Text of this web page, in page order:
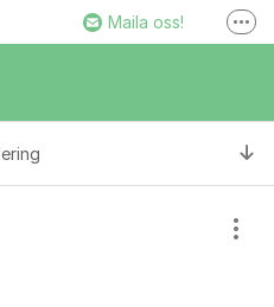
Maila oss!